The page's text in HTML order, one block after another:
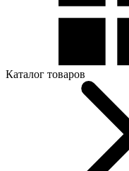
Каталог товаров